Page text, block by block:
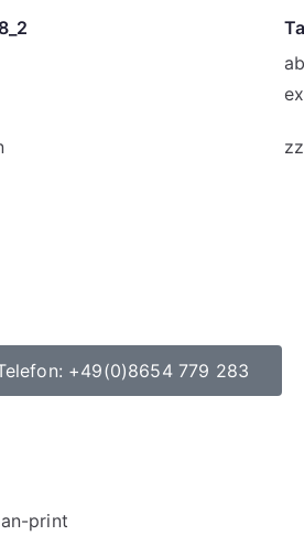
+49(0)8654 779 283